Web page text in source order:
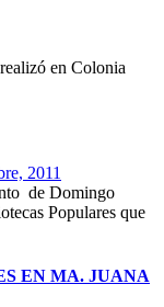
en Colonia
2011
de Domingo
Populares que
EN MA. JUANA